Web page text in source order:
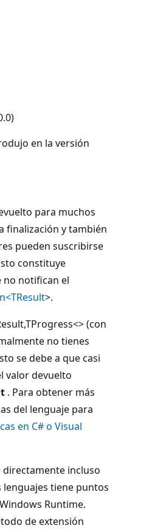
en la versión
para muchos
finalización y también
pueden suscribirse
constituye
no notifican el
>.
(con
no tienes
se debe a que casi
valor devuelto
. Para obtener más
del lenguaje para
en C# o Visual
directamente incluso
lenguajes tiene puntos
Runtime.
de extensión